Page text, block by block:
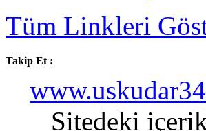
Tüm Linkleri
Takip Et :
Sitedeki